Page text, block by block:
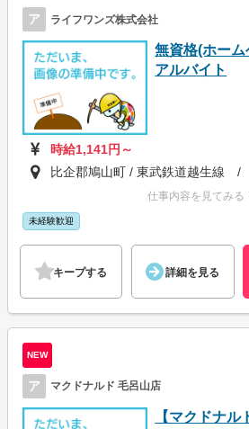
ア ライフワンズ株式会社
無資格(ホー
アルバイト
時給1,141円～
比企郡鳩山町 / 東武鉄道越生線 /
仕事内容を見てみる
未経験歓迎
キープする 詳細を見る
NEW
ア マクドナルド 毛呂山店
【マクドナ